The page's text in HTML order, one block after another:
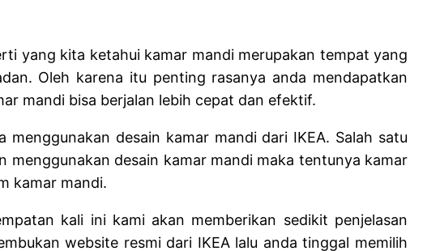
yang kita ketahui kamar mandi merupakan tempat yang
Oleh karena itu penting rasanya anda mendapatkan
mandi bisa berjalan lebih cepat dan efektif.
desain kamar mandi dari IKEA. Salah satu
menggunakan desain kamar mandi maka tentunya kamar
kamar mandi.
kali ini kami akan memberikan sedikit penjelasan
website resmi dari IKEA lalu anda tinggal memilih